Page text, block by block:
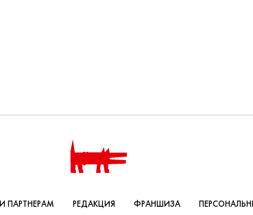
ПАРТНЕРАМ РЕДАКЦИЯ ФРАНШИЗА